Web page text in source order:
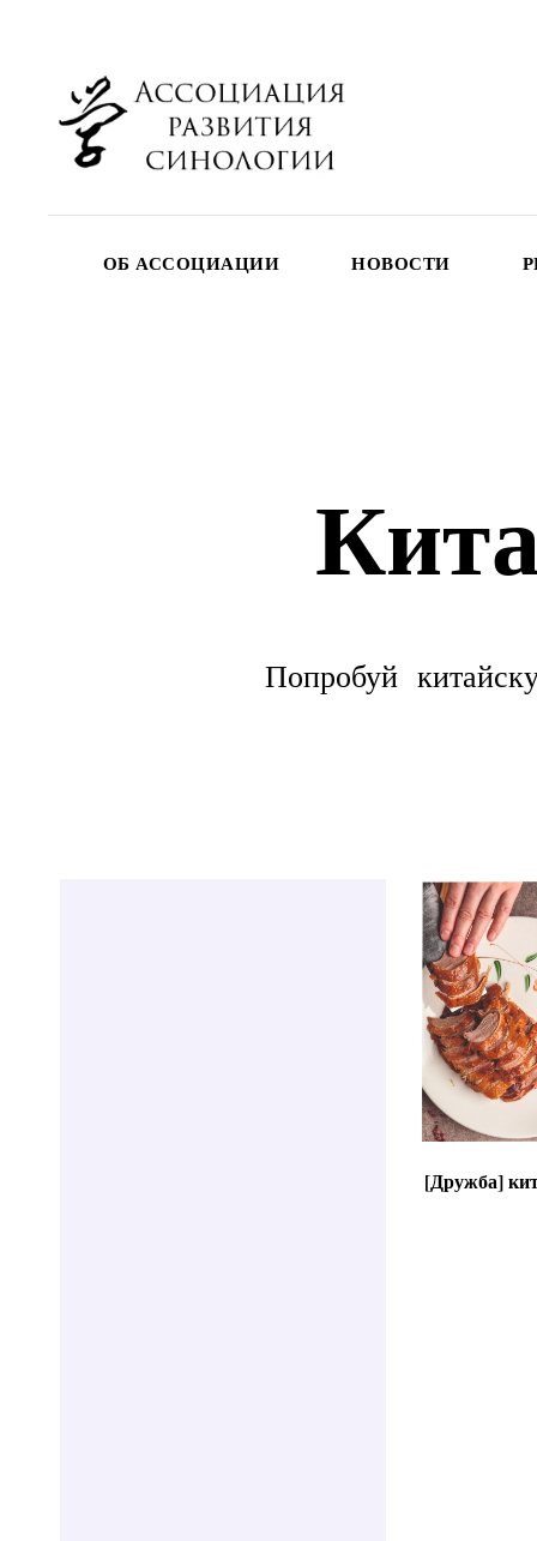
ОБ АССОЦИАЦИИ НОВОСТИ
Попробуй
[Дружба]